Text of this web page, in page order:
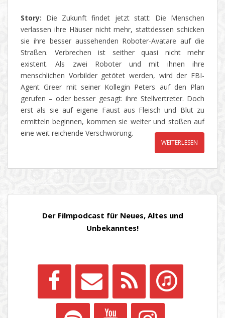
Story: Die Zukunft findet jetzt statt: Die Menschen
verlassen ihre Häuser nicht mehr, stattdessen schicken
sie ihre besser aussehenden Roboter-Avatare auf die
Straßen. Verbrechen ist seither quasi nicht mehr
existent. Als zwei Roboter und mit ihnen ihre
menschlichen Vorbilder getötet werden, wird der FBI-
Agent Greer mit seiner Kollegin Peters auf den Plan
gerufen – oder besser gesagt: ihre Stellvertreter. Doch
erst als sie auf eigene Faust aus Fleisch und Blut zu
ermitteln beginnen, kommen sie weiter und stoßen auf
eine weit reichende Verschwörung.
WEITERLESEN
Der Filmpodcast für Neues, Altes und
Unbekanntes!